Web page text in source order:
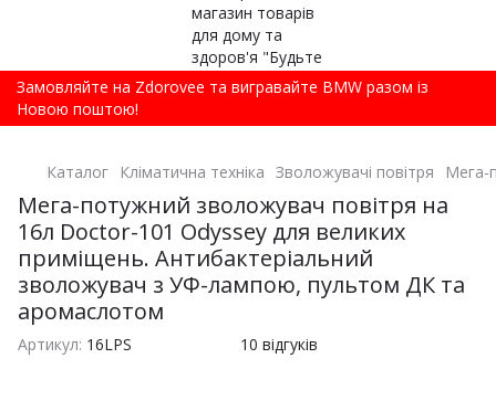
Замовляйте на Zdorovee та вигравайте BMW разом із
Новою поштою!
Каталог Кліматична техніка Зволожувачі повітря Мега-
Мега-потужний зволожувач повітря на
16л Doctor-101 Odyssey для великих
приміщень. Антибактеріальний
зволожувач з УФ-лампою, пультом ДК та
аромаслотом
Артикул: 16LPS 10 відгуків